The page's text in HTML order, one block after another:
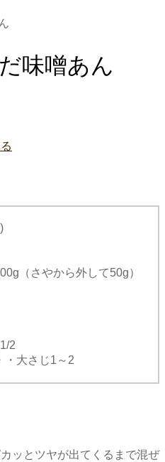
味噌あん
（さやから外して50g）
2
大さじ1～2
ッとツヤが出てくるまで混ぜ